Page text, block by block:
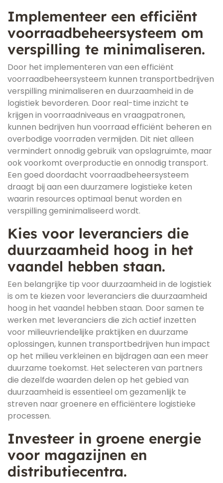
Implementeer een efficiënt
voorraadbeheersysteem om
verspilling te minimaliseren.
Door het implementeren van een efficiënt
voorraadbeheersysteem kunnen transportbedrijven
verspilling minimaliseren en duurzaamheid in de
logistiek bevorderen. Door real-time inzicht te
krijgen in voorraadniveaus en vraagpatronen,
kunnen bedrijven hun voorraad efficiënt beheren en
overbodige voorraden vermijden. Dit niet alleen
vermindert onnodig gebruik van opslagruimte, maar
ook voorkomt overproductie en onnodig transport.
Een goed doordacht voorraadbeheersysteem
draagt bij aan een duurzamere logistieke keten
waarin resources optimaal benut worden en
verspilling geminimaliseerd wordt.
Kies voor leveranciers die
duurzaamheid hoog in het
vaandel hebben staan.
Een belangrijke tip voor duurzaamheid in de logistiek
is om te kiezen voor leveranciers die duurzaamheid
hoog in het vaandel hebben staan. Door samen te
werken met leveranciers die zich actief inzetten
voor milieuvriendelijke praktijken en duurzame
oplossingen, kunnen transportbedrijven hun impact
op het milieu verkleinen en bijdragen aan een meer
duurzame toekomst. Het selecteren van partners
die dezelfde waarden delen op het gebied van
duurzaamheid is essentieel om gezamenlijk te
streven naar groenere en efficiëntere logistieke
processen.
Investeer in groene energie
voor magazijnen en
distributiecentra.